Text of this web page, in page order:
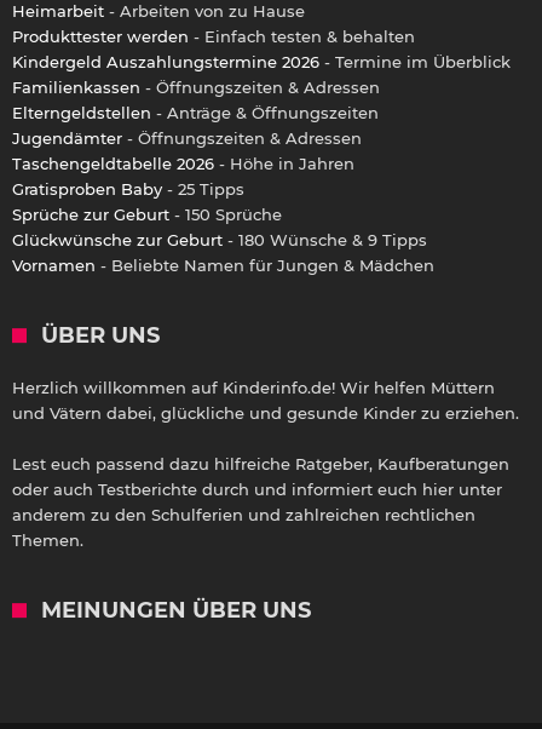
Heimarbeit - Arbeiten von zu Hause
Produkttester werden - Einfach testen & behalten
Kindergeld Auszahlungstermine 2026 - Termine im Überblick
Familienkassen - Öffnungszeiten & Adressen
Elterngeldstellen - Anträge & Öffnungszeiten
Jugendämter - Öffnungszeiten & Adressen
Taschengeldtabelle 2026 - Höhe in Jahren
Gratisproben Baby - 25 Tipps
Sprüche zur Geburt - 150 Sprüche
Glückwünsche zur Geburt - 180 Wünsche & 9 Tipps
Vornamen - Beliebte Namen für Jungen & Mädchen
ÜBER UNS
Herzlich willkommen auf Kinderinfo.de! Wir helfen Müttern
und Vätern dabei, glückliche und gesunde Kinder zu erziehen.
Lest euch passend dazu hilfreiche Ratgeber, Kaufberatungen
oder auch Testberichte durch und informiert euch hier unter
anderem zu den Schulferien und zahlreichen rechtlichen
Themen.
MEINUNGEN ÜBER UNS